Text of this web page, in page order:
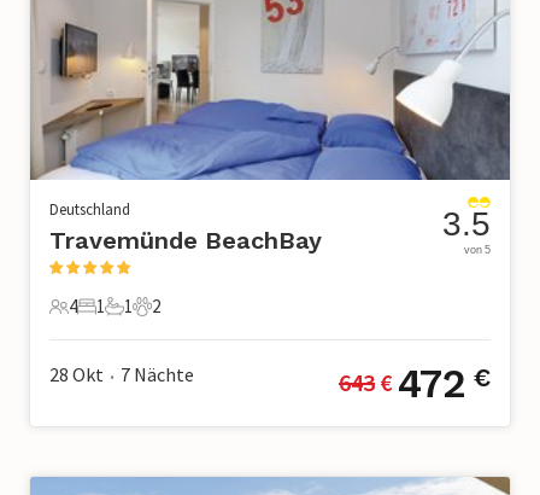
Deutschland
Travemünde BeachBay
4 Gäste
4
1 Schlafzimmer
1
1 Badezimmer
1
2 Haustiere
2
3.5
von 5
28 Okt • 7 Nächte 643 € 472 €